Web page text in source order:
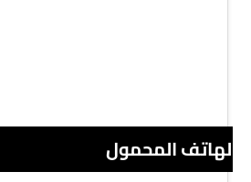
الهاتف المحمول